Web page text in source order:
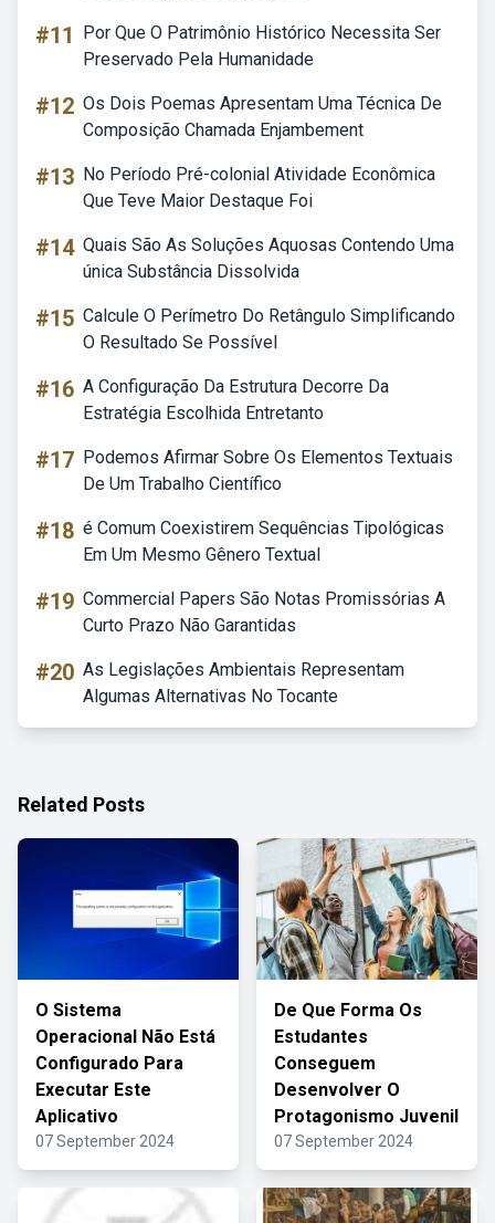
#11
Por Que O Patrimônio Histórico Necessita Ser
Preservado Pela Humanidade
#12 Os Dois Poemas Apresentam Uma Técnica De
Composição Chamada Enjambement
#13 No Período Pré-colonial Atividade Econômica
Que Teve Maior Destaque Foi
#14 Quais São As Soluções Aquosas Contendo Uma
única Substância Dissolvida
#15 Calcule O Perímetro Do Retângulo Simplificando
O Resultado Se Possível
#16 A Configuração Da Estrutura Decorre Da
Estratégia Escolhida Entretanto
#17 Podemos Afirmar Sobre Os Elementos Textuais
De Um Trabalho Científico
#18 é Comum Coexistirem Sequências Tipológicas
Em Um Mesmo Gênero Textual
#19 Commercial Papers São Notas Promissórias A
Curto Prazo Não Garantidas
#20 As Legislações Ambientais Representam
Algumas Alternativas No Tocante
Related Posts
O Sistema
Operacional Não Está
Configurado Para
Executar Este
Aplicativo
07 September 2024
De Que Forma Os
Estudantes
Conseguem
Desenvolver O
Protagonismo Juvenil
07 September 2024